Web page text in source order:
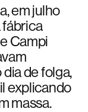
em julho
fábrica
Campi
de folga,
explicando
massa.